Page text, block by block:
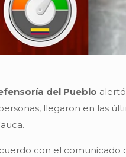
del Pueblo
llegaron en las
con el comunicado